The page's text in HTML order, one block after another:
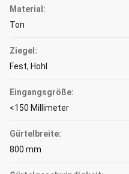
Material:
Ton
Ziegel:
Fest, Hohl
Eingangsgröße:
<150 Millimeter
Gürtelbreite:
800 mm